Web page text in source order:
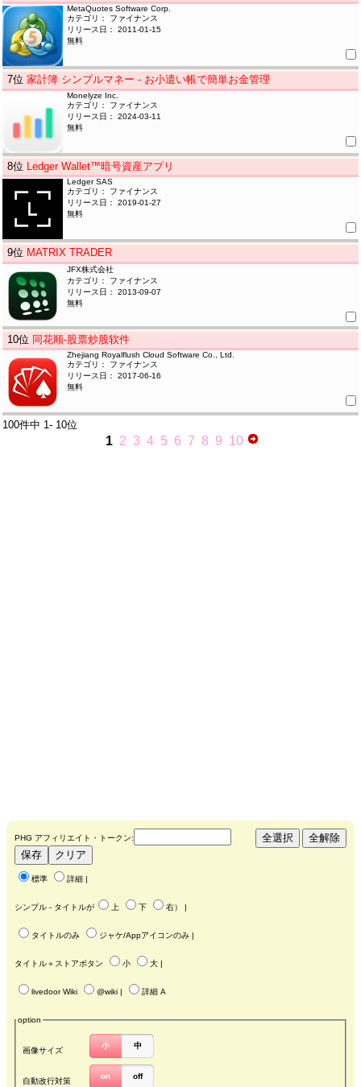
MetaQuotes Software Corp.
カテゴリ： ファイナンス
リリース日： 2011-01-15
無料
7位家計簿 シンプルマネー - お小遣い帳で簡単お金管理
Monelyze Inc.
カテゴリ： ファイナンス
リリース日： 2024-03-11
無料
8位 Ledger Wallet™暗号資産アプリ
Ledger SAS
カテゴリ： ファイナンス
リリース日： 2019-01-27
無料
9位 MATRIX TRADER
JFX株式会社
カテゴリ： ファイナンス
リリース日： 2013-09-07
無料
10位 同花顺-股票炒股软件
Zhejiang Royalflush Cloud Software Co., Ltd.
カテゴリ： ファイナンス
リリース日： 2017-06-16
無料
100件中 1- 10位
1 2 3 4 5 6 7 8 9 10
PHG アフィリエイト・トークン:
標準 詳細
シンプル - タイトルが 上 下 右） |
タイトルのみ ジャケ/Appアイコンのみ
タイトル＋ストアボタン 小 大
livedoor Wiki @wiki 詳細 A
option
画像サイズ
小 中
自動改行対策
on off